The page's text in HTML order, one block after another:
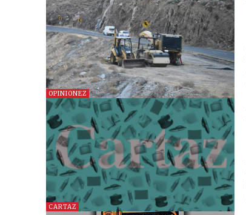
OPINIONEZ
CARTAZ